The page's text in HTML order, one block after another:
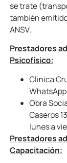
se trate
también
ANSV.
Prestadores
Psicofísico:
Clínica
Obra
Caseros
lunes a
Prestadores
Capacitación: